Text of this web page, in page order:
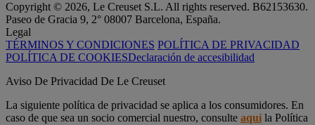
Copyright © 2026, Le Creuset S.L. All rights reserved. B62153630.
Paseo de Gracia 9, 2° 08007 Barcelona, España.
Legal
TÉRMINOS Y CONDICIONES POLÍTICA DE PRIVACIDAD
POLÍTICA DE COOKIESDeclaración de accesibilidad
Aviso De Privacidad De Le Creuset
La siguiente política de privacidad se aplica a los consumidores. En
caso de que sea un socio comercial nuestro, consulte aquíla Política